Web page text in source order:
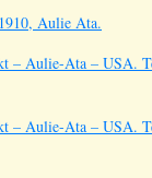
Aulie Ata.
– Aulie-Ata – USA.
– Aulie-Ata – USA.